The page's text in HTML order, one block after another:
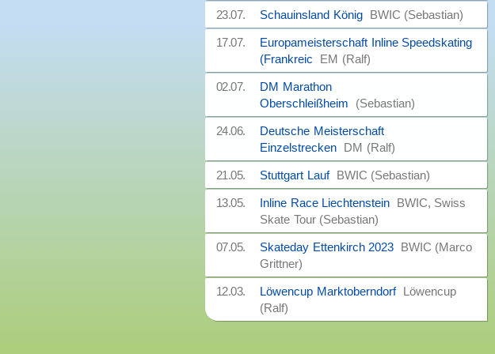
23.07. Schauinsland König BWIC (Sebastian)
17.07.
Europameisterschaft Inline Speedskating
(Frankreic EM (Ralf)
02.07.
DM Marathon
Oberschleißheim (Sebastian)
24.06.
Deutsche Meisterschaft
Einzelstrecken DM (Ralf)
21.05. Stuttgart Lauf BWIC (Sebastian)
13.05. Inline Race Liechtenstein BWIC, Swiss
Skate Tour (Sebastian)
07.05. Skateday Ettenkirch 2023 BWIC (Marco
Grittner)
12.03. Löwencup Marktoberndorf Löwencup
(Ralf)